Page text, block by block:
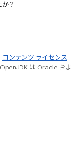
？
コンテンツ ライセンス
は Oracle およ